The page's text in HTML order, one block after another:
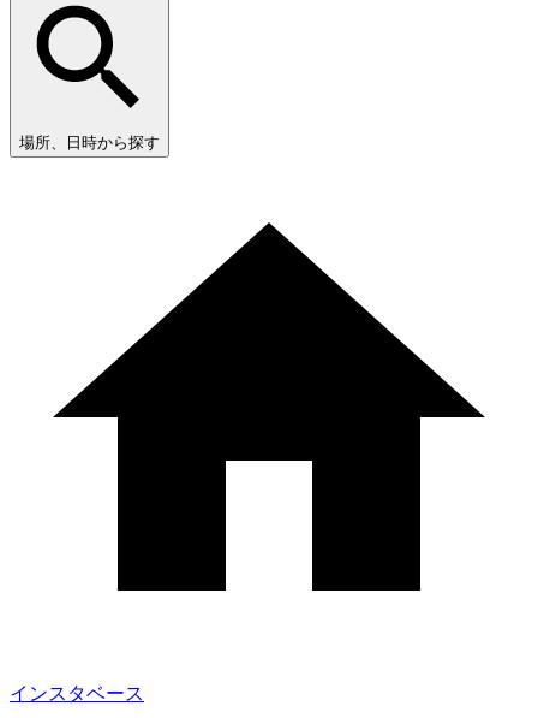
場所、日時から探す
インスタベース